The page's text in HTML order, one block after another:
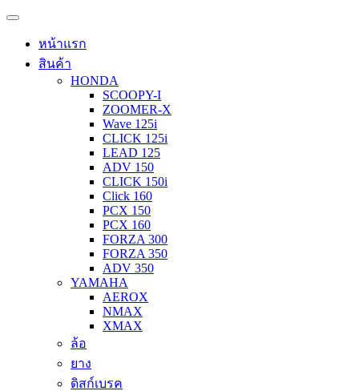
หน้าแรก
สินค้า
HONDA
SCOOPY-I
ZOOMER-X
Wave 125i
CLICK 125i
LEAD 125
ADV 150
CLICK 150i
Click 160
PCX 150
PCX 160
FORZA 300
FORZA 350
ADV 350
YAMAHA
AEROX
NMAX
XMAX
ล้อ
ยาง
ดิสก์เบรค